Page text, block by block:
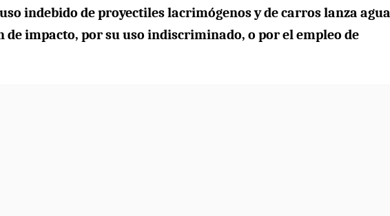
indebido de proyectiles lacrimógenos y de carros lanza agua
impacto, por su uso indiscriminado, o por el empleo de